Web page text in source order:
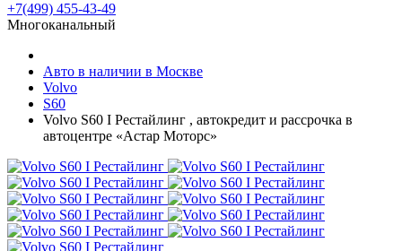
+7(499) 455-43-49
Многоканальный
Авто в наличии в Москве
Volvo
S60
Volvo S60 I Рестайлинг , автокредит и рассрочка в
автоцентре «Астар Моторс»